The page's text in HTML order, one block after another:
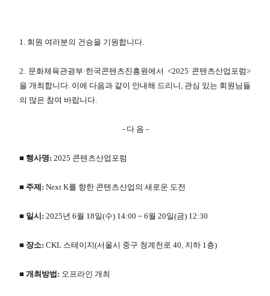
1. 회원 여러분의 건승을 기원합니다.
2. 문화체육관광부·한국콘텐츠진흥원에서 <2025 콘텐츠산업포럼>
을 개최합니다. 이에 다음과 같이 안내해 드리니, 관심 있는 회원님들
의 많은 참여 바랍니다.
- 다 음 -
■ 행사명: 2025 콘텐츠산업포럼
■ 주제: Next K를 향한 콘텐츠산업의 새로운 도전
■ 일시: 2025년 6월 18일(수) 14:00 ~ 6월 20일(금) 12:30
■ 장소: CKL 스테이지(서울시 중구 청계천로 40, 지하 1층)
■ 개최방법: 오프라인 개최